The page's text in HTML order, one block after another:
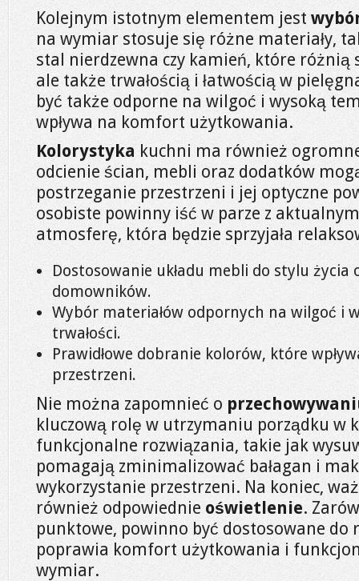
Kolejnym istotnym elementem jest
na wymiar stosuje się różne materiały,
stal nierdzewna czy kamień, które różnią
ale także trwałością i łatwością w
być także odporne na wilgoć i wysoką
wpływa na komfort użytkowania.
Kolorystyka kuchni ma również
odcienie ścian, mebli oraz dodatków
postrzeganie przestrzeni i jej optyczne
osobiste powinny iść w parze z
atmosferę, która będzie sprzyjała
Dostosowanie układu mebli do stylu życia
domowników.
Wybór materiałów odpornych na wilgoć i
trwałości.
Prawidłowe dobranie kolorów, które
przestrzeni.
Nie można zapomnieć o
kluczową rolę w utrzymaniu porządku w
funkcjonalne rozwiązania, takie jak
pomagają zminimalizować bałagan i
wykorzystanie przestrzeni. Na koniec,
również odpowiednie oświetlenie.
punktowe, powinno być dostosowane do
poprawia komfort użytkowania i
wymiar.